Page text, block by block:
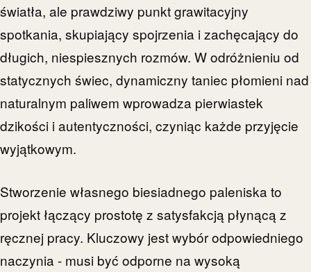
światła, ale prawdziwy punkt grawitacyjny
spotkania, skupiający spojrzenia i zachęcający do
długich, niespiesznych rozmów. W odróżnieniu od
statycznych świec, dynamiczny taniec płomieni nad
naturalnym paliwem wprowadza pierwiastek
dzikości i autentyczności, czyniąc każde przyjęcie
wyjątkowym.
Stworzenie własnego biesiadnego paleniska to
projekt łączący prostotę z satysfakcją płynącą z
ręcznej pracy. Kluczowy jest wybór odpowiedniego
naczynia - musi być odporne na wysoką